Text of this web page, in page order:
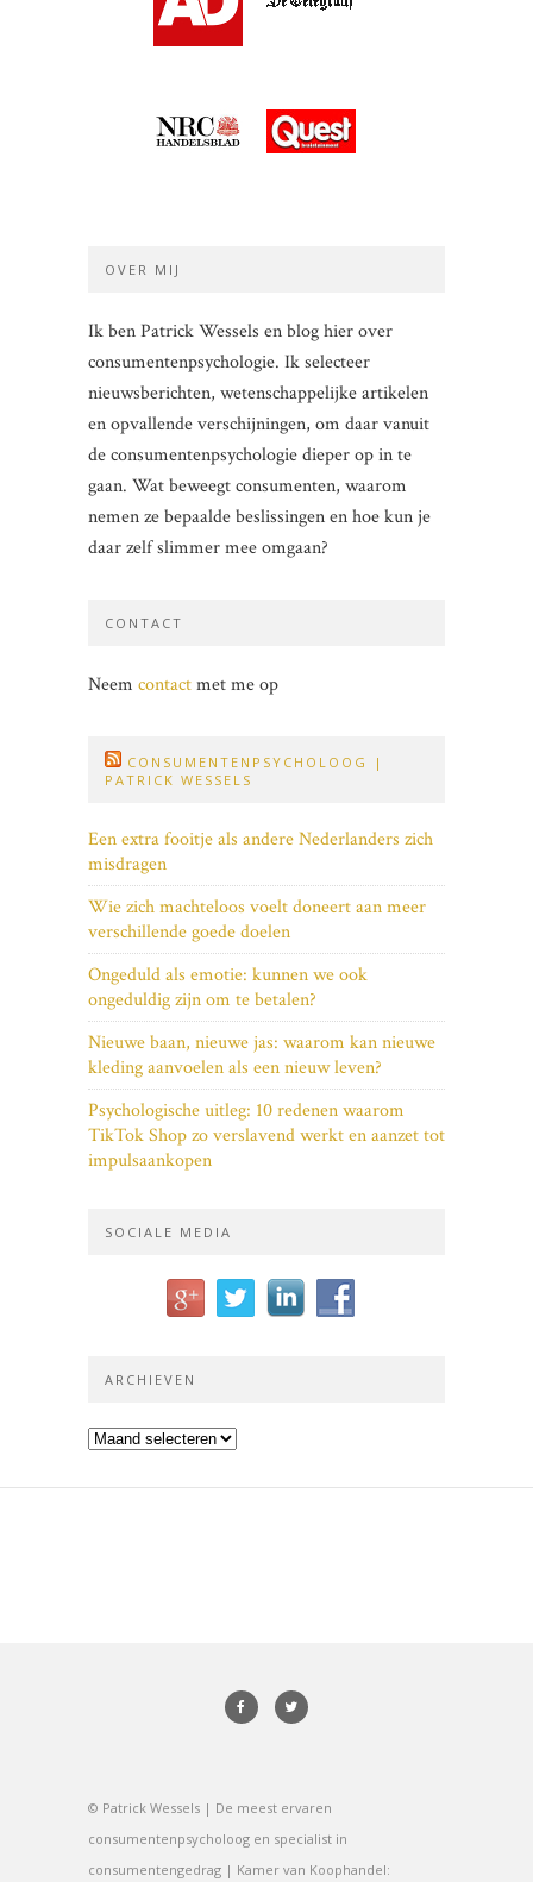
OVER MIJ
Ik ben Patrick Wessels en blog hier over
consumentenpsychologie. Ik selecteer
nieuwsberichten, wetenschappelijke artikelen
en opvallende verschijningen, om daar vanuit
de consumentenpsychologie dieper op in te
gaan. Wat beweegt consumenten, waarom
nemen ze bepaalde beslissingen en hoe kun je
daar zelf slimmer mee omgaan?
CONTACT
Neem contactmet me op
CONSUMENTENPSYCHOLOOG |
PATRICK WESSELS
Een extra fooitje als andere Nederlanders zich
misdragen
Wie zich machteloos voelt doneert aan meer
verschillende goede doelen
Ongeduld als emotie: kunnen we ook
ongeduldig zijn om te betalen?
Nieuwe baan, nieuwe jas: waarom kan nieuwe
kleding aanvoelen als een nieuw leven?
Psychologische uitleg: 10 redenen waarom
TikTok Shop zo verslavend werkt en aanzet tot
impulsaankopen
SOCIALE MEDIA
ARCHIEVEN
Archieven
© Patrick Wessels | De meest ervaren
consumentenpsycholoog en specialist in
consumentengedrag | Kamer van Koophandel: